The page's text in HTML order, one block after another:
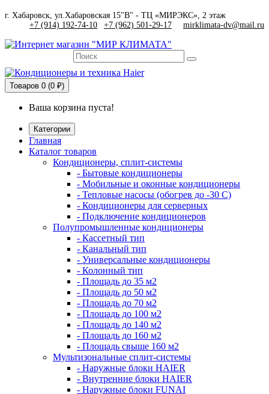
г. Хабаровск, ул.Хабаровская 15"В" - ТЦ «МИРЭКС», 2 этаж
+7 (914) 192-74-10
+7 (962) 501-29-17 mirklimata-dv@mail.ru
Товаров 0 (0 ₽)
Ваша корзина пуста!
Категории
Главная
Каталог товаров
Кондиционеры, сплит-системы
- Бытовые кондиционеры
- Мобильные и оконные кондиционеры
- Тепловые насосы (обогрев до -30 C)
- Кондиционеры для серверных
- Подключение кондиционеров
Полупромышленные кондиционеры
- Кассетный тип
- Канальный тип
- Универсальные кондиционеры
- Колонный тип
- Площадь до 35 м2
- Площадь до 50 м2
- Площадь до 70 м2
- Площадь до 100 м2
- Площадь до 140 м2
- Площадь до 160 м2
- Площадь свыше 160 м2
Мультизональные сплит-системы
- Наружные блоки HAIER
- Внутренние блоки HAIER
- Hаружные блоки FUNAI